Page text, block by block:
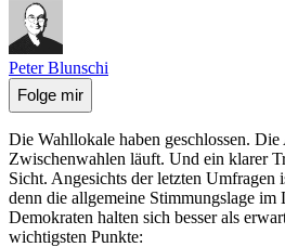
Peter Blunschi
Folge mir
Die Wahllokale haben geschlossen.
Zwischenwahlen läuft. Und ein klarer
Sicht. Angesichts der letzten Umfragen
denn die allgemeine Stimmungslage
Demokraten halten sich besser als
wichtigsten Punkte: